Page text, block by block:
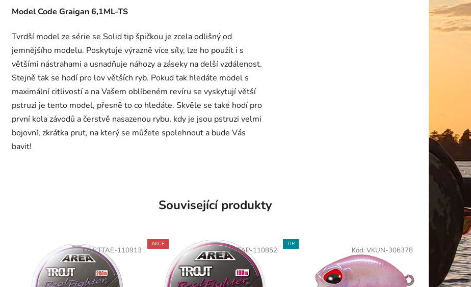
Model Code Graigan 6,1ML-TS
Tvrdší model ze série se Solid tip špičkou je zcela odlišný od
jemnějšího modelu. Poskytuje výrazně více síly, lze ho použít i s
většími nástrahami a usnadňuje náhozy a záseky na delší vzdálenost.
Stejně tak se hodí pro lov větších ryb. Pokud tak hledáte model s
maximální citlivostí a na Vašem oblíbeném revíru se vyskytují větší
pstruzi je tento model, přesně to co hledáte. Skvěle se také hodí pro
první kola závodů a čerstvě nasazenou rybu, kdy je jsou pstruzi velmi
bojovní, zkrátka prut, na který se můžete spolehnout a bude Vás
bavit!
Související produkty
Kód:TTAE-110913
AKCE
Kód:TTAP-110852
TIP
Kód: VKUN-306378